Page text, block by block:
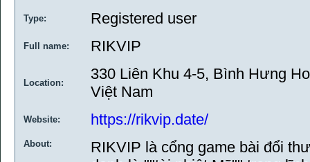
Type: Registered user
Full name: RIKVIP
Location:
330 Liên Khu 4-5, Bình Hưng
Việt Nam
Website: https://rikvip.date/
About:
RIKVIP là cổng game bài đổi